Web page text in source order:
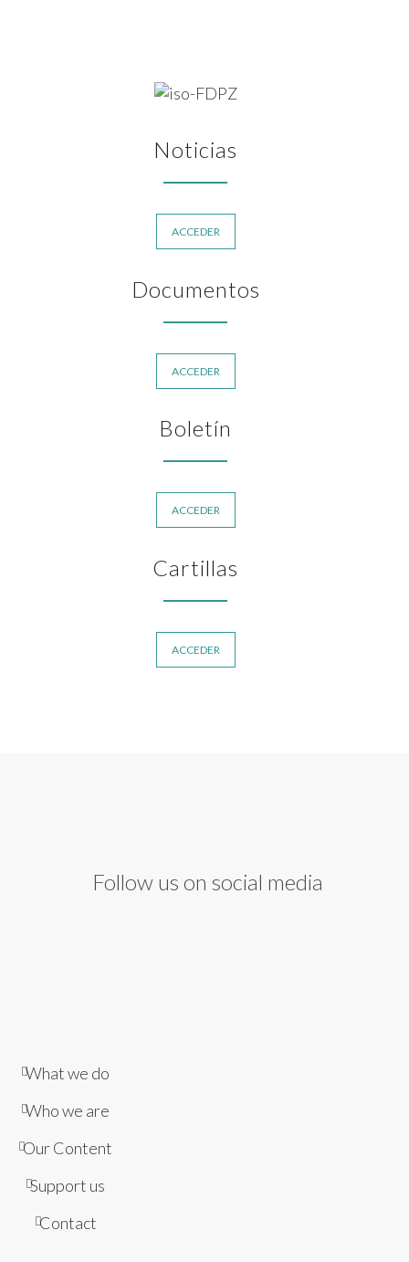
Noticias
ACCEDER
Documentos
ACCEDER
Boletín
ACCEDER
Cartillas
ACCEDER
Follow us on social media
What we do
Who we are
Our Content
Support us
Contact